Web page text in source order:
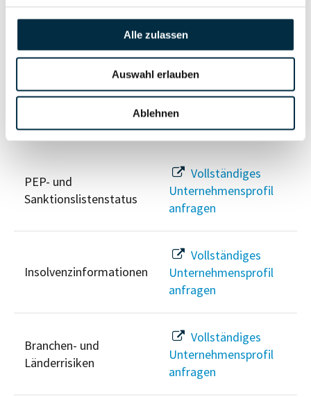
Alle zulassen
Auswahl erlauben
Ablehnen
Berechtigten Pfad
Unternehmensprofil
anfragen
Risikoinformationen
PEP- und
Sanktionslistenstatus
Vollständiges
Unternehmensprofil
anfragen
Insolvenzinformationen
Vollständiges
Unternehmensprofil
anfragen
Branchen- und
Länderrisiken
Vollständiges
Unternehmensprofil
anfragen